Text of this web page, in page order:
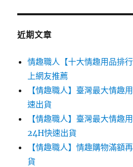
近期文章
情趣職人【十大情趣用品排
上網友推薦
【情趣職人】臺灣最大情趣
速出貨
【情趣職人】臺灣最大情趣
24H快速出貨
【情趣職人】情趣購物滿額
貨